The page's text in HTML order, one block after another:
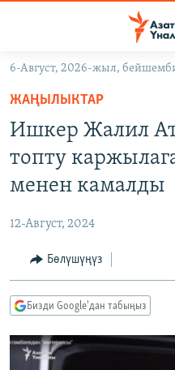
Навигацияга
өтүңүз
Издөөгө
салыңызКЫРГЫЗСТАН
МАДАНИЯТ
УКРАИНА
ТВ ПРОГРАММАЛАР
БҮГҮН АЗАТТЫКТА
ДАНИСТЕ
ПОДКАСТ
Русский
6-Август, 2026-жыл,
ЖАҢЫЛЫКТАР
Ишкер Жалил
топту
менен камалды
12-Август, 2024
Бөлүшүңүз
Бизди Google'дан табыңыз